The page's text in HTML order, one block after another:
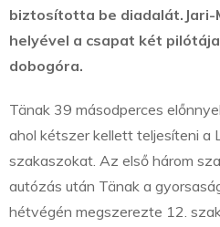
biztosította be diadalát.
helyével a csapat két
dobogóra.
Tänak 39 másodperces
ahol kétszer kellett teljesíteni a
szakaszokat. Az első három
autózás után Tänak a
hétvégén megszerezte 12.